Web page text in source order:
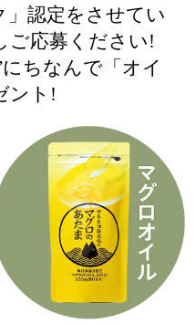
」認定をさせてい
ご応募ください!
ちなんで「オイ
ント!